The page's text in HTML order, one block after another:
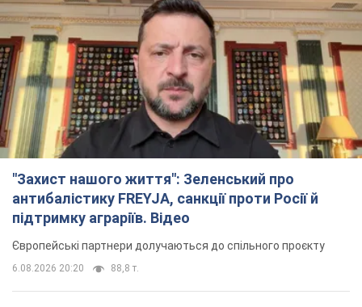
"Захист нашого життя": Зеленський про
антибалістику FREYJA, санкції проти Росії й
підтримку аграріїв. Відео
Європейські партнери долучаються до спільного проєкту
6.08.2026 20:20 88,8 т.